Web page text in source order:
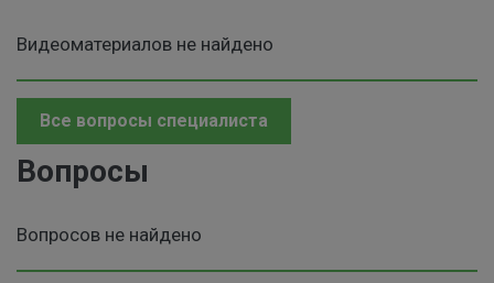
Видеоматериалов не найдено
Все вопросы специалиста
Вопросы
Вопросов не найдено